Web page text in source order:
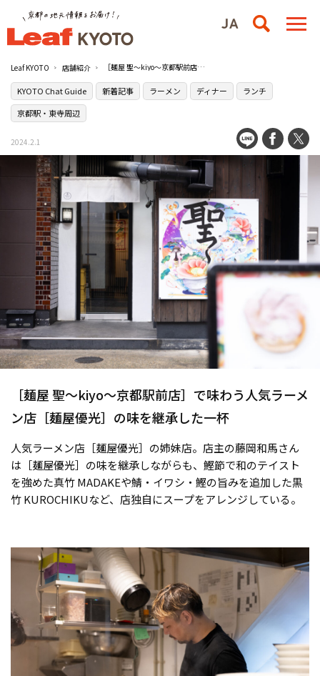
Leaf KYOTO 店舗紹介 ［麺屋 聖〜kiyo〜京都駅前店］で味わう人気ラーメン店［麺屋優光］の味を継承した一杯
KYOTO Chat Guide 新着記事 ラーメン ディナー
ランチ
京都駅・東寺周辺
2024.2.1
［麺屋 聖〜kiyo〜京都駅前店］で味わう人気ラーメ
ン店［麺屋優光］の味を継承した一杯
人気ラーメン店［麺屋優光］の姉妹店。店主の藤岡和馬さん
は［麺屋優光］の味を継承しながらも、鰹節で和のテイスト
を強めた真竹 MADAKEや鯖・イワシ・鰹の旨みを追加した黒
竹 KUROCHIKUなど、店独自にスープをアレンジしている。